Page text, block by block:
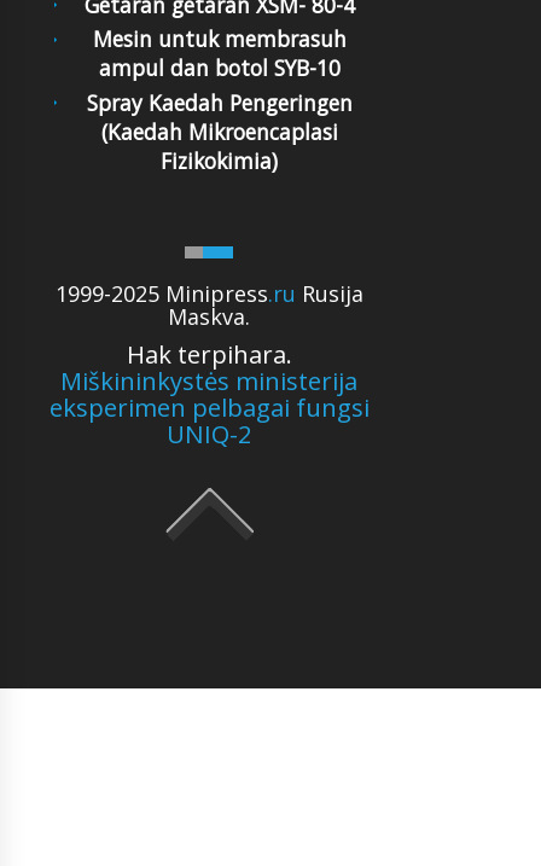
1999-2025 Minipress.ru Rusija
Maskva.
Hak terpihara.
Miškininkystės ministerija
eksperimen pelbagai fungsi
UNIQ-2
Mesin untuk membrasuh
ampul dan botol SYB-10
Spray Kaedah Pengeringen
(Kaedah Mikroencaplasi
Fizikokimia)